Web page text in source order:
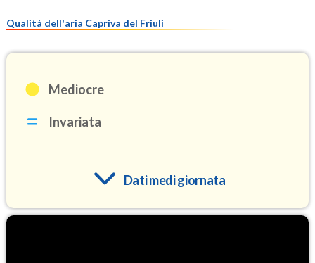
Qualità dell'aria Capriva del Friuli
Mediocre
Invariata
Dati medi giornata